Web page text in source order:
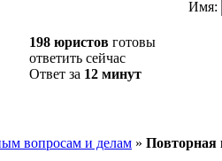
198 юристов готовы
ответить сейчас
Ответ за 12 минут
Имя:
вопросам и делам » Повторная